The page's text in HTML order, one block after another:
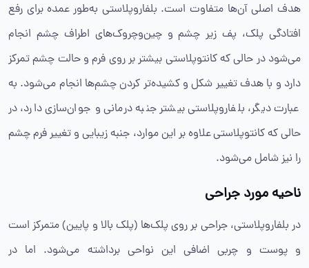
هدف اصلی آن‌ها متفاوت است. بلفاروپلاستی به‌طور عمده برای رفع
افتادگی پلک، پف زیر چشم و چین‌و‌چروک‌های اطراف چشم انجام
می‌شود در حالی که کانتوپلاستی بیشتر بر روی فرم و حالت چشم تمرکز
دارد و با هدف تغییر شکل و کشیده‌تر کردن چشم‌ها انجام می‌شود. به
عبارت دیگر، بلفاروپلاستی بیشتر جنبه درمانی و جوان‌سازی دارد، در
حالی که کانتوپلاستی علاوه بر این موارد، جنبه زیبایی و تغییر فرم چشم
را نیز شامل می‌شود.
ناحیه مورد جراحی
در بلفاروپلاستی، جراحی بر روی پلک‌ها (پلک بالا و پایین) متمرکز است
و پوست و چربی اضافی این نواحی برداشته می‌شود. اما در